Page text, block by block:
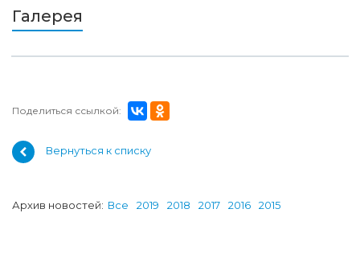
Галерея
Поделиться ссылкой:
Вернуться к списку
Архив новостей: Все 2019 2018 2017 2016 2015